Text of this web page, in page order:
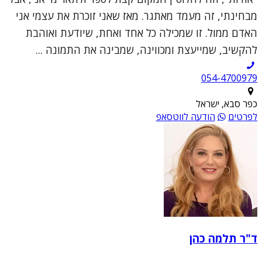
מבחינתי, זה מעמד מאתגר. מאז שאני זוכרת את עצמי אני
האדם ממול. זו שמכילה כל אחד ואחת, שיודעת ואוהבת
להקשיב, שמייעצת ומכווינה, שמבינה את התמונה ...
054-4700979
כפר סבא, ישראל
לפרטים
הודעה לווטסאפ
ד"ר תלמה כהן